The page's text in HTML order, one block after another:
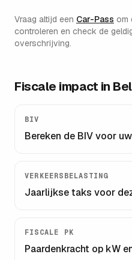
Vraag altijd een Car-Pass om
controleren en check de
overschrijving.
Fiscale impact in
BIV
Bereken de BIV voor uw
VERKEERSBELASTING
Jaarlijkse taks voor
FISCALE PK
Paardenkracht op kW